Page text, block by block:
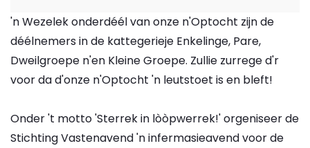
'n Wezelek onderdéél van onze n'Optocht zijn de
déélnemers in de kattegerieje Enkelinge, Pare,
Dweilgroepe n'en Kleine Groepe. Zullie zurrege d'r
voor da d'onze n'Optocht 'n leutstoet is en bleft!
Onder 't motto 'Sterrek in lòòpwerrek!' orgeniseer de
Stichting Vastenavend 'n infermasieavend voor de